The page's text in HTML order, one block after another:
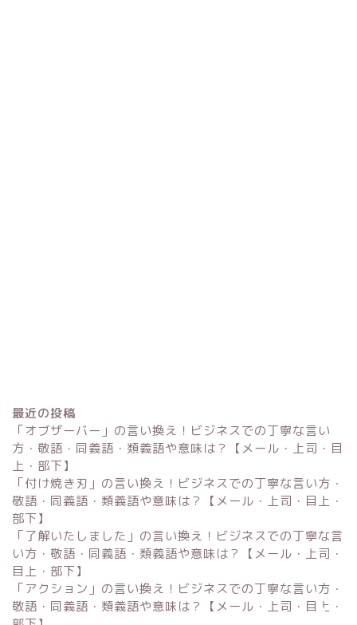
最近の投稿
「オブザーバー」の言い換え！ビジネスでの丁寧な言い
方・敬語・同義語・類義語や意味は？【メール・上司・目
上・部下】
「付け焼き刃」の言い換え！ビジネスでの丁寧な言い方・
敬語・同義語・類義語や意味は？【メール・上司・目上・
部下】
「了解いたしました」の言い換え！ビジネスでの丁寧な言
い方・敬語・同義語・類義語や意味は？【メール・上司・
目上・部下】
「アクション」の言い換え！ビジネスでの丁寧な言い方・
敬語・同義語・類義語や意味は？【メール・上司・目上・
Excel
単位変換・換算
科学・計算関連